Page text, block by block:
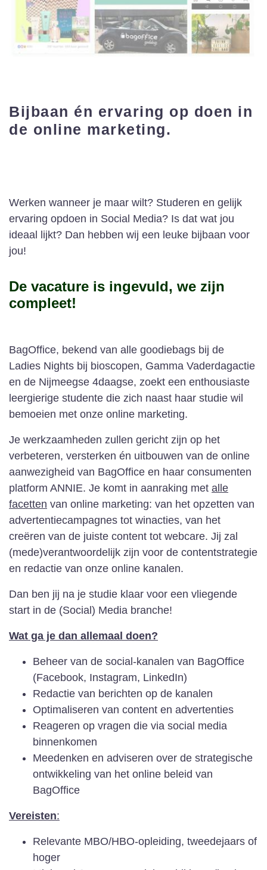
Bijbaan én ervaring op doen in
de online marketing.
Werken wanneer je maar wilt? Studeren en gelijk
ervaring opdoen in Social Media? Is dat wat jou
ideaal lijkt? Dan hebben wij een leuke bijbaan voor
jou!
De vacature is ingevuld, we zijn
compleet!
BagOffice, bekend van alle goodiebags bij de
Ladies Nights bij bioscopen, Gamma Vaderdagactie
en de Nijmeegse 4daagse, zoekt een enthousiaste
leergierige studente die zich naast haar studie wil
bemoeien met onze online marketing.
Je werkzaamheden zullen gericht zijn op het
verbeteren, versterken én uitbouwen van de online
aanwezigheid van BagOffice en haar consumenten
platform ANNIE. Je komt in aanraking met alle
facetten van online marketing: van het opzetten van
advertentiecampagnes tot winacties, van het
creëren van de juiste content tot webcare. Jij zal
(mede)verantwoordelijk zijn voor de contentstrategie
en redactie van onze online kanalen.
Dan ben jij na je studie klaar voor een vliegende
start in de (Social) Media branche!
Wat ga je dan allemaal doen?
Beheer van de social-kanalen van BagOffice
(Facebook, Instagram, LinkedIn)
Redactie van berichten op de kanalen
Optimaliseren van content en advertenties
Reageren op vragen die via social media
binnenkomen
Meedenken en adviseren over de strategische
ontwikkeling van het online beleid van
BagOffice
Vereisten:
Relevante MBO/HBO-opleiding, tweedejaars of
hoger